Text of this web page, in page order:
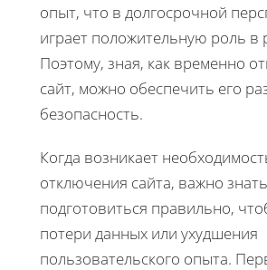
опыт, что в долгосрочной
играет положительную роль в
Поэтому, зная, как временно
сайт, можно обеспечить его
безопасность.
Когда возникает
отключения сайта, важно
подготовиться правильно,
потери данных или ухудшения
пользовательского опыта.